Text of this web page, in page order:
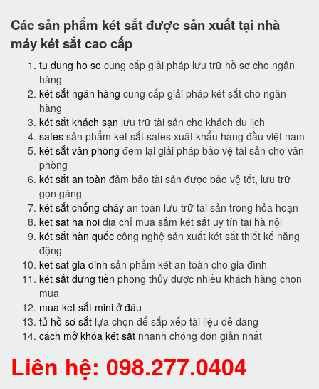
Các sản phẩm két sắt được sản xuất tại nhà
máy két sắt cao cấp
tu dung ho so cung cấp giải pháp lưu trữ hồ sơ cho ngân
hàng
két sắt ngân hàng cung cấp giải pháp két sắt cho ngân
hàng
két sắt khách sạn lưu trữ tài sản cho khách du lịch
safes sản phẩm két sắt safes xuât khẩu hàng đầu việt nam
két sắt văn phòng đem lại giải pháp bảo vệ tài sản cho văn
phòng
két sắt an toàn đảm bảo tài sản được bảo vệ tốt, lưu trữ
gọn gàng
két sắt chống cháy an toàn lưu trữ tài sản trong hỏa hoạn
ket sat ha noi địa chỉ mua sắm két sắt uy tín tại hà nội
két sắt hàn quốc công nghệ sản xuất két sắt thiết kế năng
động
ket sat gia dinh sản phẩm két an toàn cho gia đình
két sắt đựng tiền phong thủy được nhiều khách hàng chọn
mua
mua két sắt mini ở đâu
tủ hồ sơ sắt lựa chọn để sắp xếp tài liệu dễ dàng
cách mở khóa két sắt nhanh chóng đơn giản nhất
Liên hệ: 098.277.0404